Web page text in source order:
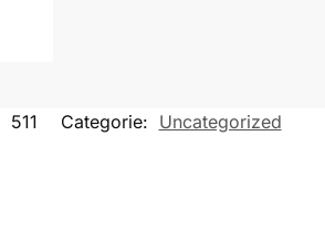
511 Categorie: Uncategorized